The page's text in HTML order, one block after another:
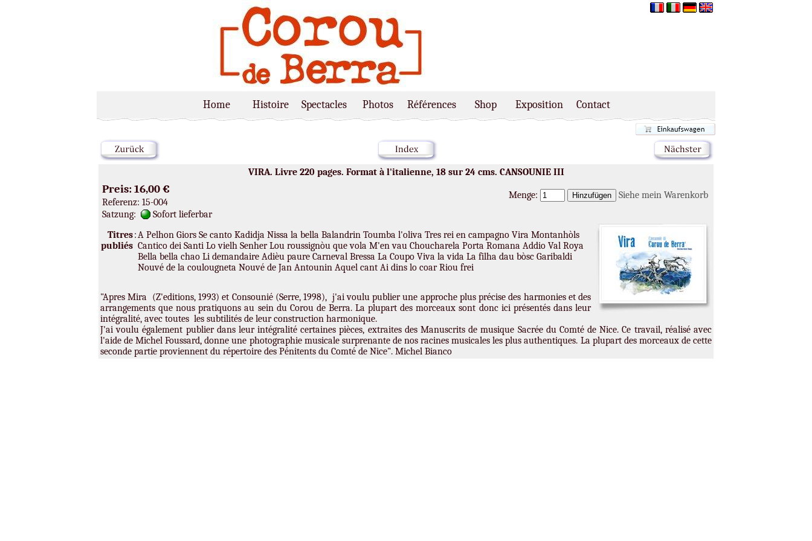
Home Histoire Spectacles Photos Références Shop Exposition Contact
VIRA. Livre 220 pages. Format à l'italienne, 18 sur 24 cms. CANSOUNIE III
Preis: 16,00 €
Referenz: 15-004
Satzung:
Sofort lieferbar
Menge: Siehe mein Warenkorb
Titres
publiés
:A Pelhon Giors Se canto Kadidja Nissa la bella Balandrin Toumba l'oliva Tres rei en campagno Vira Montanhòls
Cantico dei Santi Lo vielh Senher Lou roussignòu que vola M'en vau Choucharela Porta Romana Addio Val Roya
Bella bella chao Li demandaire Adièu paure Carneval Bressa La Coupo Viva la vida La filha dau bòsc Garibaldi
Nouvé de la coulougneta Nouvé de Jan Antounin Aquel cant Ai dins lo coar Riou frei
"Apres Mira (Z'editions, 1993) et Consounié (Serre, 1998), j'ai voulu publier une approche plus précise des harmonies et des
arrangements que nous pratiquons au sein du Corou de Berra. La plupart des morceaux sont donc ici présentés dans leur
intégralité, avec toutes les subtilités de leur construction harmonique.
J'ai voulu également publier dans leur intégralité certaines pièces, extraites des Manuscrits de musique Sacrée du Comté de Nice. Ce travail, réalisé avec
l'aide de Michel Foussard, donne une photographie musicale surprenante de nos racines musicales les plus authentiques. La plupart des morceaux de cette
seconde partie proviennent du répertoire des Pénitents du Comté de Nice". Michel Bianco